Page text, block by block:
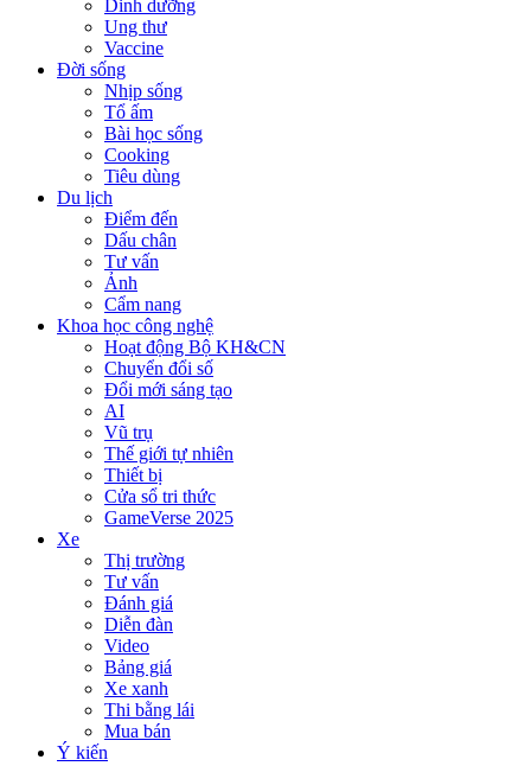
Dinh dưỡng
Ung thư
Vaccine
Đời sống
Nhịp sống
Tổ ấm
Bài học sống
Cooking
Tiêu dùng
Du lịch
Điểm đến
Dấu chân
Tư vấn
Ảnh
Cẩm nang
Khoa học công nghệ
Hoạt động Bộ KH&CN
Chuyển đổi số
Đổi mới sáng tạo
AI
Vũ trụ
Thế giới tự nhiên
Thiết bị
Cửa sổ tri thức
GameVerse 2025
Xe
Thị trường
Tư vấn
Đánh giá
Diễn đàn
Video
Bảng giá
Xe xanh
Thi bằng lái
Mua bán
Ý kiến